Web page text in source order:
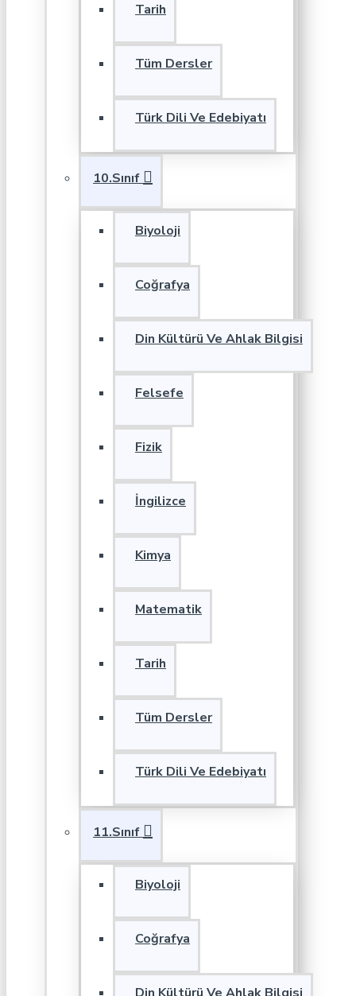
Tarih
Tüm Dersler
Türk Dili Ve Edebiyatı
10.Sınıf
Biyoloji
Coğrafya
Din Kültürü Ve Ahlak Bilgisi
Felsefe
Fizik
İngilizce
Kimya
Matematik
Tarih
Tüm Dersler
Türk Dili Ve Edebiyatı
11.Sınıf
Biyoloji
Coğrafya